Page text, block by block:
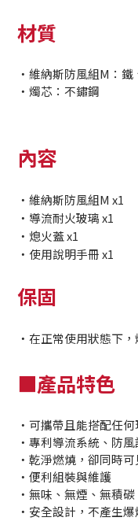
材質
・維納斯防風組M：鐵
・燭芯：不鏽鋼
內容
・維納斯防風組M x1
・導流耐火玻璃 x1
・熄火蓋 x1
・使用說明手冊 x1
保固
・在正常使用狀態下
■產品特色
・可攜帶且能搭配任
・專利導流系統、防
・乾淨燃燒，卻同時
・便利組裝與維護
・無味、無煙、無積碳
・安全設計，不產生